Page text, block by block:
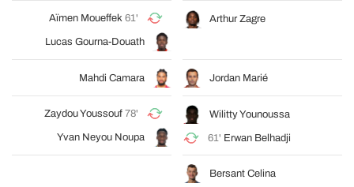
Aïmen Moueffek 61'
Lucas Gourna-Douath
Arthur Zagre
Mahdi Camara Jordan Marié
Zaydou Youssouf 78'
Yvan Neyou Noupa
Wilitty Younoussa
61' Erwan Belhadji
Bersant Celina